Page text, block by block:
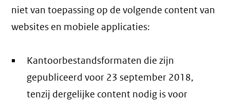
niet van toepassing op de volgende content van
websites en mobiele applicaties:
Kantoorbestandsformaten die zijn
gepubliceerd voor 23 september 2018,
tenzij dergelijke content nodig is voor